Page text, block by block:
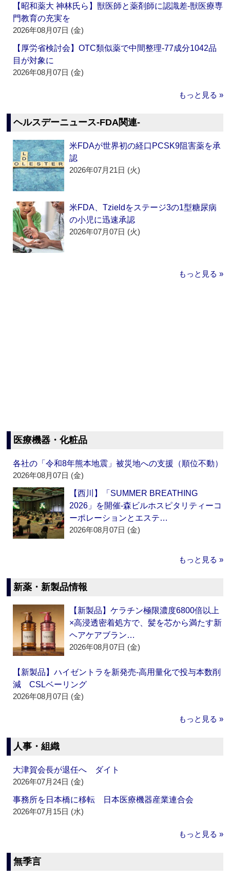
【昭和薬大 神林氏ら】獣医師と薬剤師に認識差‐獣医療専
門教育の充実を
2026年08月07日 (金)
【厚労省検討会】OTC類似薬で中間整理‐77成分1042品
目が対象に
2026年08月07日 (金)
もっと見る »
ヘルスデーニュース‐FDA関連‐
米FDAが世界初の経口PCSK9阻害薬を承
認
2026年07月21日 (火)
米FDA、Tzieldをステージ3の1型糖尿病
の小児に迅速承認
2026年07月07日 (火)
もっと見る »
医療機器・化粧品
各社の「令和8年熊本地震」被災地への支援（順位不動）
2026年08月07日 (金)
【西川】「SUMMER BREATHING
2026」を開催‐森ビルホスピタリティーコ
ーポレーションとエステ…
2026年08月07日 (金)
もっと見る »
新薬・新製品情報
【新製品】ケラチン極限濃度6800倍以上
×高浸透密着処方で、髪を芯から満たす新
ヘアケアブラン…
2026年08月07日 (金)
【新製品】ハイゼントラを新発売‐高用量化で投与本数削
減 CSLベーリング
2026年08月07日 (金)
もっと見る »
人事・組織
大津賀会長が退任へ ダイト
2026年07月24日 (金)
事務所を日本橋に移転 日本医療機器産業連合会
2026年07月15日 (水)
もっと見る »
無季言